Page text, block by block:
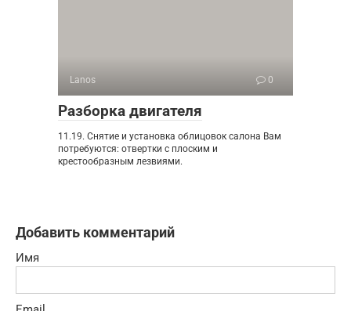
Lanos 0
Разборка двигателя
11.19. Снятие и установка облицовок салона Вам
потребуются: отвертки с плоским и
крестообразным лезвиями.
Добавить комментарий
Имя